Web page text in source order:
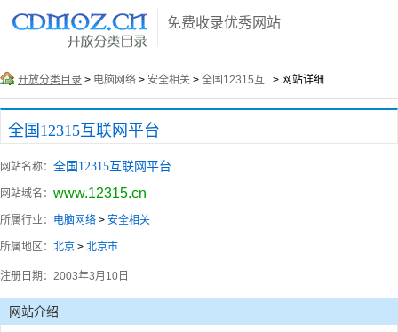
免费收录优秀网站
开放分类目录 > 电脑网络 > 安全相关 > 全国12315互.. > 网站详细
全国12315互联网平台
网站名称： 全国12315互联网平台
网站域名： www.12315.cn
所属行业： 电脑网络 > 安全相关
所属地区： 北京 > 北京市
注册日期： 2003年3月10日
网站介绍